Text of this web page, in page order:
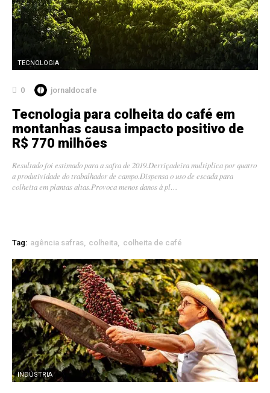
TECNOLOGIA
0 jornaldocafe
Tecnologia para colheita do café em
montanhas causa impacto positivo de
R$ 770 milhões
Resultado foi estimado para a safra de 2019.Derriçadeira multiplica por quatro
a produtividade do trabalhador de campo.Dispensa o uso de escada para
colheita em plantas altas.Provoca menos danos à pl…
Tag: agência safras colheita colheita de café
INDÚSTRIA